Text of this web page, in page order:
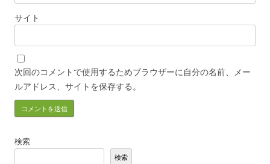
サイト
次回のコメントで使用するためブラウザーに自分の名前、メー
ルアドレス、サイトを保存する。
検索
検索